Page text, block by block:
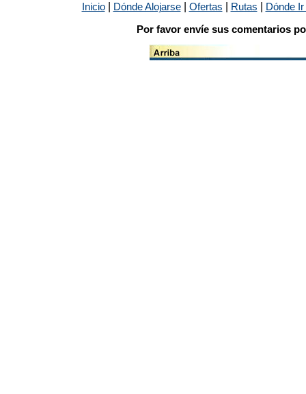
Inicio| Dónde Alojarse| Ofertas Rutas Dónde
Por favor envíe sus comentarios